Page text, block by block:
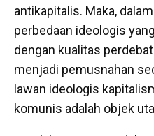
antikapitalis. Maka,
perbedaan ideologis
dengan kualitas
menjadi pemusnahan
lawan ideologis
komunis adalah objek